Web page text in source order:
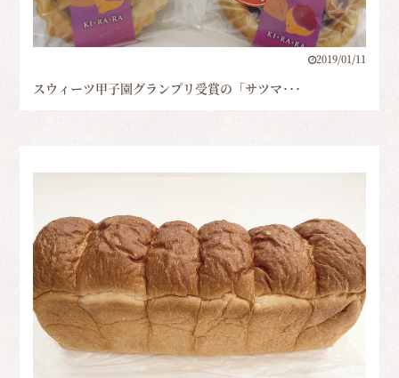
2019/01/11
スウィーツ甲子園グランプリ受賞の「サツマ･･･